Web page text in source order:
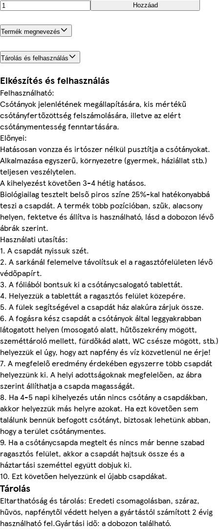
Hozzáad
Termék megnevezés
Tárolás és felhasználás
Elkészítés és felhasználás
Felhasználható:
Csótányok jelenlétének megállapítására, kis mértékű
csótányfertőzöttség felszámolására, illetve az elért
csótánymentesség fenntartására.
Előnyei:
Hatásosan vonzza és irtószer nélkül pusztítja a csótányokat.
Alkalmazása egyszerű, környezetre (gyermek, háziállat stb.)
teljesen veszélytelen.
A kihelyezést követően 3-4 hétig hatásos.
Biológiailag tesztelt belső piros színe 25%-kal hatékonyabbá
teszi a csapdát. A termék több pozícióban, szűk, alacsony
helyen, fektetve és állítva is használható, lásd a dobozon lévő
ábrák szerint.
Használati utasítás:
1. A csapdát nyissuk szét.
2. A sarkánál felemelve távolítsuk el a ragasztófelületen lévő
védőpapírt.
3. A fóliából bontsuk ki a csótánycsalogató tablettát.
4. Helyezzük a tablettát a ragasztós felület közepére.
5. A fülek segítségével a csapdát ház alakúra zárjuk össze.
6. A fogásra kész csapdát a csótányok által leggyakrabban
látogatott helyen (mosogató alatt, hűtőszekrény mögött,
szeméttároló mellett, fürdőkád alatt, WC csésze mögött, stb.)
helyezzük el úgy, hogy azt napfény és víz közvetlenül ne érje!
7. A megfelelő eredmény érdekében egyszerre több csapdát
helyezzünk ki. A helyi adottságoknak megfelelően, az ábra
szerint állíthatja a csapda magasságát.
8. Ha 4-5 napi kihelyezés után nincs csótány a csapdákban,
akkor helyezzük más helyre azokat. Ha ezt követően sem
találunk bennük befogott csótányt, biztosak lehetünk abban,
hogy a terület csótánymentes.
9. Ha a csótánycsapda megtelt és nincs már benne szabad
ragasztós felület, akkor a csapdát hajtsuk össze és a
háztartási szeméttel együtt dobjuk ki.
10. Ezt követően helyezzünk el újabb csapdákat.
Tárolás
Eltarthatóság és tárolás: Eredeti csomagolásban, száraz,
hűvös, napfénytől védett helyen a gyártástól számított 2 évig
használható fel.Gyártási idő: a dobozon található.